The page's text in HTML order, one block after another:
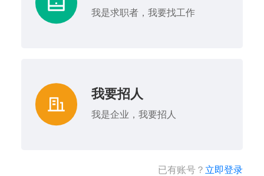
我是求职者，我要找工作
我要招人
我是企业，我要招人
已有账号？ 立即登录